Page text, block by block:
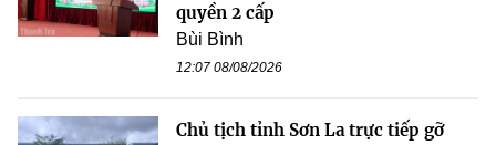
quyền 2 cấp
Bùi Bình
12:07 08/08/2026
Chủ tịch tỉnh Sơn La trực tiếp gỡ